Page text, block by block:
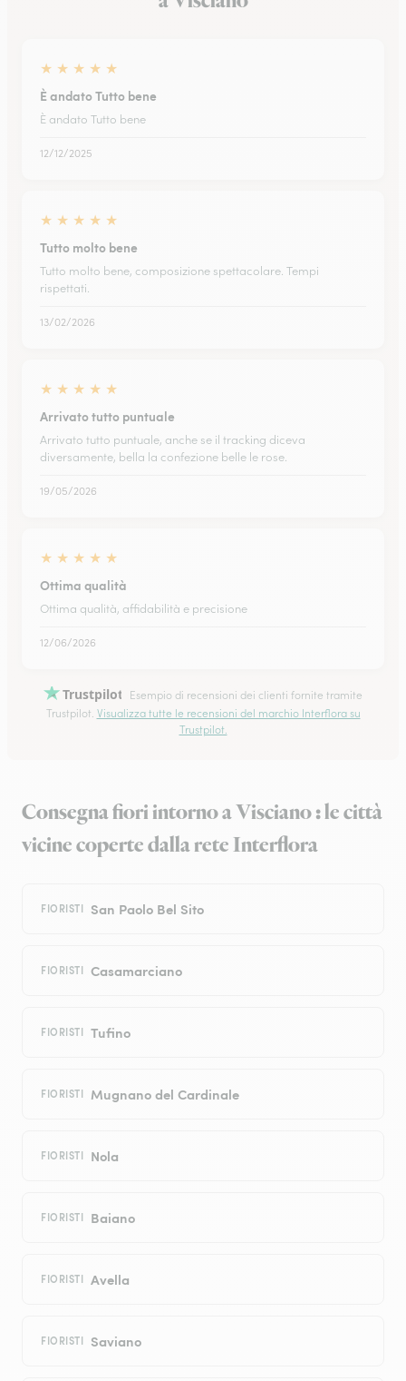
★ ★ ★ ★ ★
È andato Tutto bene
È andato Tutto bene
12/12/2025
★ ★ ★ ★ ★
Tutto molto bene
Tutto molto bene, composizione spettacolare. Tempi
rispettati.
13/02/2026
★ ★ ★ ★ ★
Arrivato tutto puntuale
Arrivato tutto puntuale, anche se il tracking diceva
diversamente, bella la confezione belle le rose.
19/05/2026
★ ★ ★ ★ ★
Ottima qualità
Ottima qualità, affidabilità e precisione
12/06/2026
Trustpilot
Esempio di recensioni dei clienti fornite tramite
Trustpilot. Visualizza tutte le recensioni del marchio Interflora su
Trustpilot.
Consegna fiori intorno a Visciano : le città
vicine coperte dalla rete Interflora
FIORISTI San Paolo Bel Sito
FIORISTI Casamarciano
FIORISTI Tufino
FIORISTI Mugnano del Cardinale
FIORISTI Nola
FIORISTI Baiano
FIORISTI Avella
FIORISTI Saviano